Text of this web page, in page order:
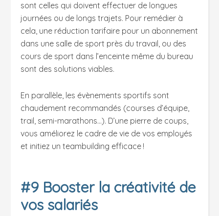
sont celles qui doivent effectuer de longues
journées ou de longs trajets. Pour remédier à
cela, une réduction tarifaire pour un abonnement
dans une salle de sport près du travail, ou des
cours de sport dans l’enceinte même du bureau
sont des solutions viables.
En parallèle, les évènements sportifs sont
chaudement recommandés (courses d’équipe,
trail, semi-marathons…). D’une pierre de coups,
vous améliorez le cadre de vie de vos employés
et initiez un teambuilding efficace !
#9 Booster la créativité de
vos salariés